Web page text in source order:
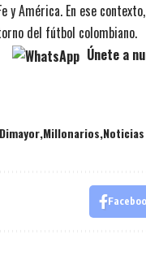
y América. En ese
del fútbol colombiano.
Únete a
Millonarios